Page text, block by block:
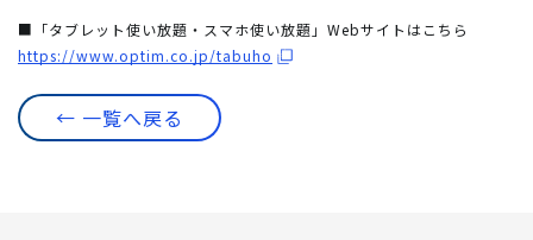
■「タブレット使い放題・スマホ使い放題」Webサイトはこちら
https://www.optim.co.jp/tabuho
← 一覧へ戻る